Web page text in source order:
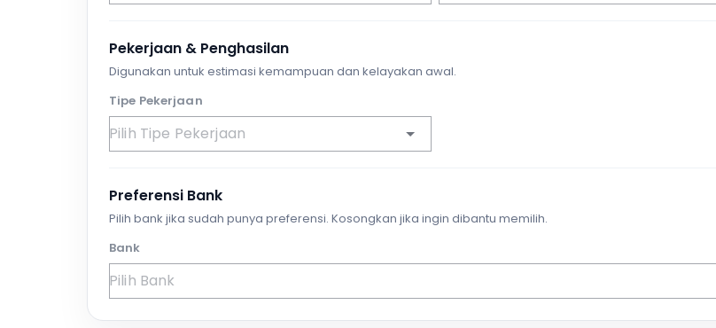
Pekerjaan & Penghasilan
Digunakan untuk estimasi kemampuan dan kelayakan awal.
Tipe Pekerjaan
Preferensi Bank
Pilih bank jika sudah punya preferensi. Kosongkan jika ingin dibantu memilih.
Bank